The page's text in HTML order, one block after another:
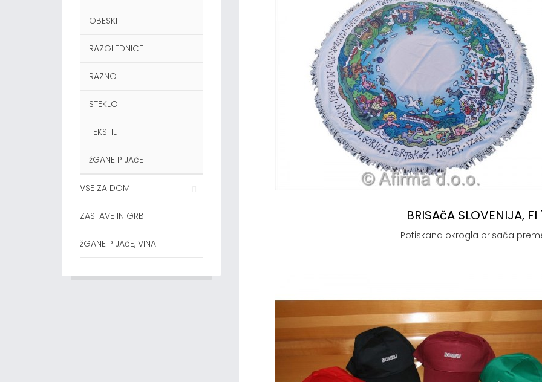
OBESKI
RAZGLEDNICE
RAZNO
STEKLO
TEKSTIL
žGANE PIJAčE
VSE ZA DOM
ZASTAVE IN GRBI
žGANE PIJAčE, VINA
BRISAčA SLOVENIJA,
Potiskana okrogla brisača